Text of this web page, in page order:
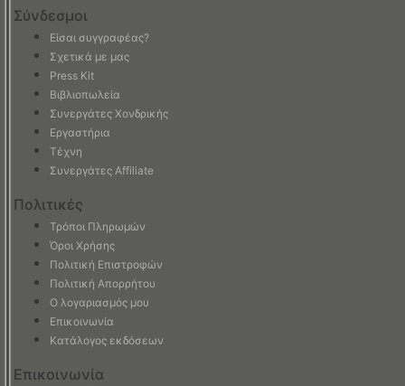
Σύνδεσμοι
Είσαι συγγραφέας?
Σχετικά με μας
Press Kit
Βιβλιοπωλεία
Συνεργάτες Χονδρικής
Εργαστήρια
Τέχνη
Συνεργάτες Affiliate
Πολιτικές
Τρόποι Πληρωμών
Όροι Χρήσης
Πολιτική Επιστροφών
Πολιτική Απορρήτου
Ο λογαριασμός μου
Επικοινωνία
Κατάλογος εκδόσεων
Επικοινωνία